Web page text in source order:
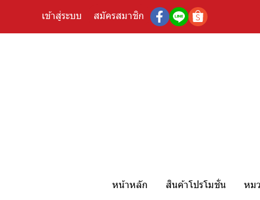
เข้าสู่ระบบ สมัครสมาชิก
หน้าหลัก สินค้าโปรโมชั่น หม